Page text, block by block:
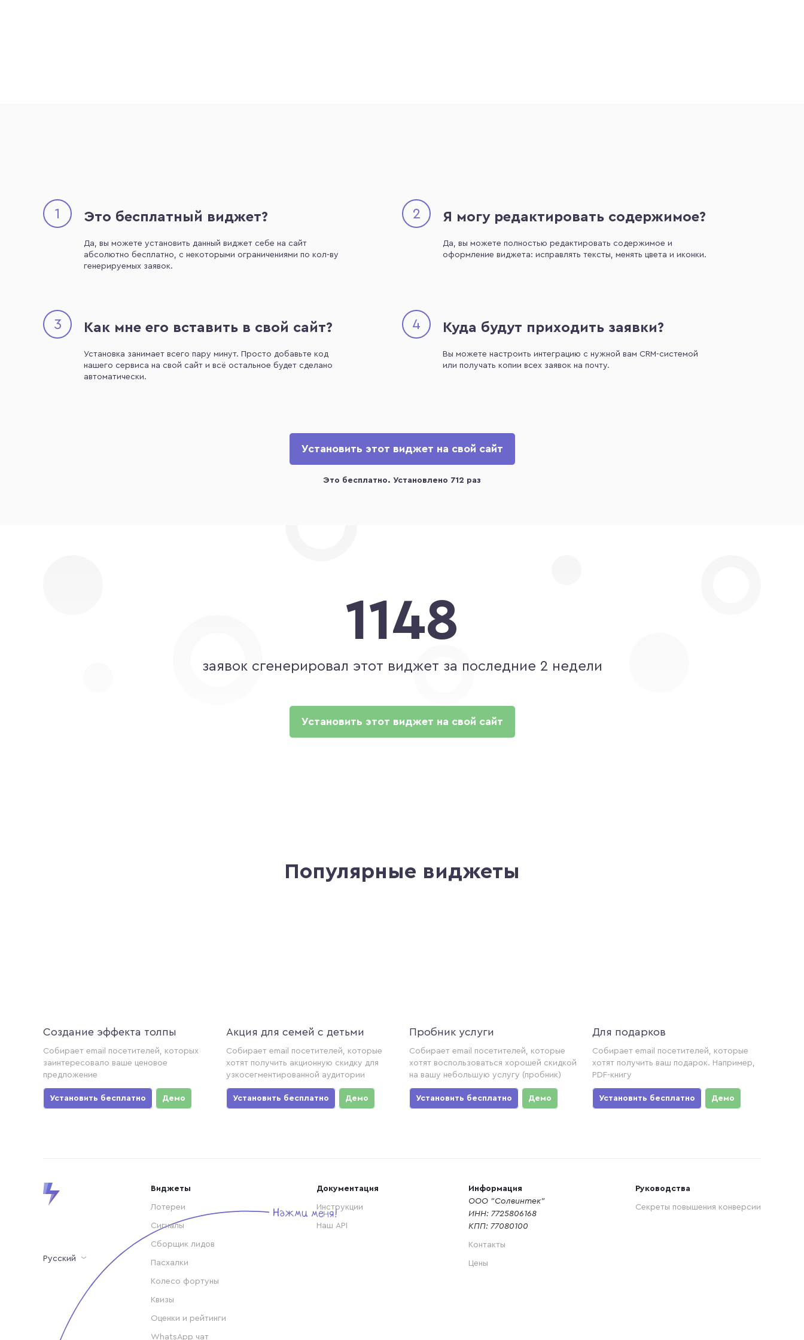
1 Это бесплатный виджет?
Да, вы можете установить данный виджет себе на сайт
абсолютно бесплатно, с некоторыми ограничениями по кол-ву
генерируемых заявок.
2 Я могу редактировать содержимое?
Да, вы можете полностью редактировать содержимое и
оформление виджета: исправлять тексты, менять цвета и иконки.
3 Как мне его вставить в свой сайт?
Установка занимает всего пару минут. Просто добавьте код
нашего сервиса на свой сайт и всё остальное будет сделано
автоматически.
4 Куда будут приходить заявки?
Вы можете настроить интеграцию с нужной вам CRM-системой
или получать копии всех заявок на почту.
Установить этот виджет на свой сайт
1148
заявок сгенерировал этот виджет за последние 2 недели
Установить этот виджет на свой сайт
Популярные виджеты
Создание эффекта толпы
Собирает email посетителей, которых
заинтересовало ваше ценовое
предложение
Установить бесплатно Демо
Акция для семей с детьми
Собирает email посетителей, которые
хотят получить акционную скидку для
узкосегментированной аудитории
Установить бесплатно Демо
Пробник услуги
Собирает email посетителей, которые
хотят воспользоваться хорошей скидкой
на вашу небольшую услугу (пробник)
Установить бесплатно Демо
Для подарков
Собирает email посетителей, которые
хотят получить ваш подарок. Например,
PDF-книгу
Установить бесплатно Демо
Русский
Виджеты
Лотереи
Сигналы
Сборщик лидов
Пасхалки
Колесо фортуны
Квизы
Оценки и рейтинги
WhatsApp чат
Документация
Инструкции
Наш API
Информация
ООО "Солвинтек"
ИНН: 7725806168
КПП: 77080100
Контакты
Цены
Руководства
Секреты повышения конверсии